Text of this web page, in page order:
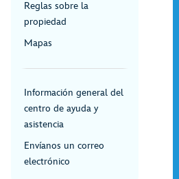
Reglas sobre la
propiedad
Mapas
Información general del
centro de ayuda y
asistencia
Envíanos un correo
electrónico